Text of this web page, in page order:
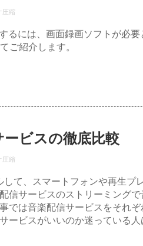
圧縮
には、画面録画ソフトが必要
ご紹介します。
ービスの徹底比較
圧縮
て、スマートフォンや再生プ
信サービスのストリーミング
では音楽配信サービスをそれ
ービスがいいのか迷っている